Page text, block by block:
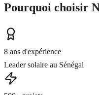
Pourquoi choisir
8 ans d'expérience
Leader solaire au Sénégal